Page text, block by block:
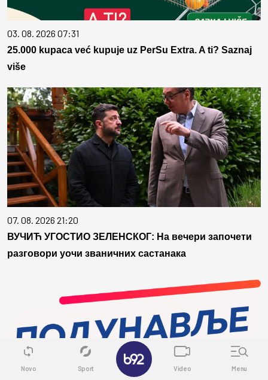
03. 08. 2026 07:31
25.000 kupaca već kupuje uz PerSu Extra. A ti? Saznaj
više
07. 08. 2026 21:20
ВУЧИЋ УГОСТИО ЗЕЛЕНСКОГ: На вечери започети
разговори уочи званичних састанака
Novo Sport Video Menu
✕